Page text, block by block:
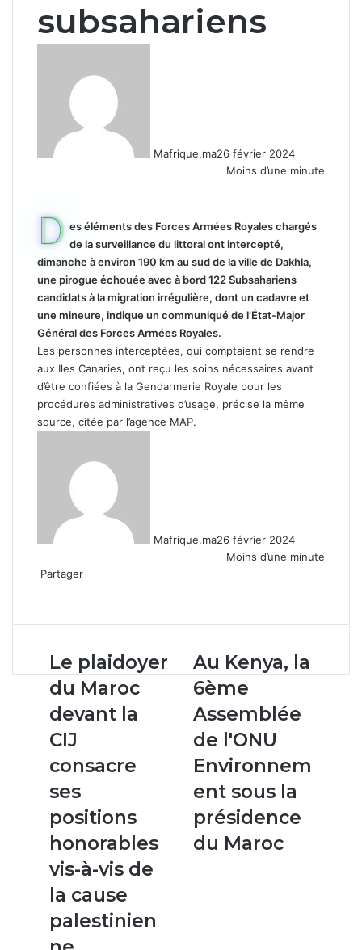
subsahariens
Mafrique.ma26 février 2024
Moins d’une minute
D es éléments des Forces Armées Royales chargés
de la surveillance du littoral ont intercepté,
dimanche à environ 190 km au sud de la ville de Dakhla,
une pirogue échouée avec à bord 122 Subsahariens
candidats à la migration irrégulière, dont un cadavre et
une mineure, indique un communiqué de l’État-Major
Général des Forces Armées Royales.
Les personnes interceptées, qui comptaient se rendre
aux Iles Canaries, ont reçu les soins nécessaires avant
d’être confiées à la Gendarmerie Royale pour les
procédures administratives d’usage, précise la même
source, citée par l’agence MAP.
Mafrique.ma26 février 2024
Moins d’une minute
Partager
email
Le
plaidoyer
du
Maroc
devant
la
consacre
ses
positions
honorables
vis-
vis
de
cause
palestinienne
Le plaidoyer
du Maroc
devant la
CIJ
consacre
ses
positions
honorables
vis-à-vis de
la cause
palestinien
Au
Kenya,
la
6ème
Assemblée
de
l'ONU
Environnement
sous
présidence
du
Au Kenya, la
6ème
Assemblée
de l'ONU
Environnem
ent sous la
présidence
du Maroc